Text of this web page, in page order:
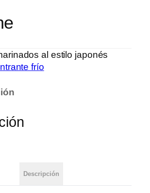
al estilo japonés
frío
Descripción